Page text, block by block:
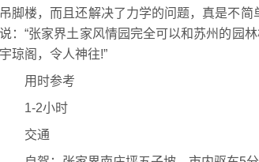
吊脚楼，而且还解决了力学的问题，真是不
说：“张家界土家风情园完全可以和苏州的园
宇琼阁，令人神往!”
用时参考
1-2小时
交通